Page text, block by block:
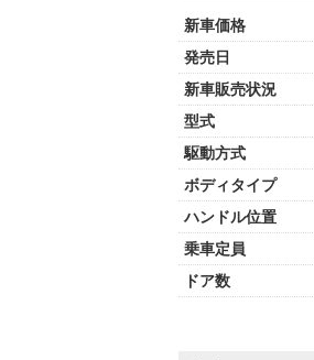
新車価格
発売日
新車販売状況
型式
駆動方式
ボディタイプ
ハンドル位置
乗車定員
ドア数